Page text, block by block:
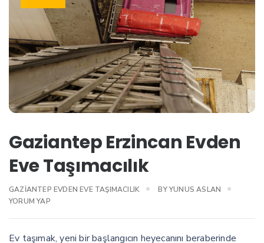
Gaziantep Erzincan Evden
Eve Taşımacılık
GAZIANTEP EVDEN EVE TAŞIMACILIK BYYUNUS ASLAN
YORUM YAP
Ev taşımak, yeni bir başlangıcın heyecanını beraberinde